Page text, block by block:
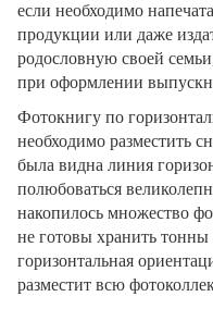
если необходимо
продукции или даже
родословную своей
при оформлении
Фотокнигу по
необходимо разместить
была видна линия
полюбоваться
накопилось множество
не готовы хранить тонны
горизонтальная
разместит всю